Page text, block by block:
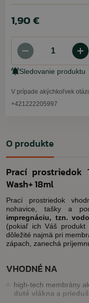
1,90 €
Sledovanie produktu
V prípade akýchkoľvek
+421222205997
O produkte
Prací prostriedok
Wash+ 18ml
Prací prostriedok
nohavice, tašky a
impregnáciu, tzn.
(pokiaľ ich Váš produkt
dôležité najmä pri
zápach, zanechá
VHODNÉ NA
high-tech membrány
duté vlákna a